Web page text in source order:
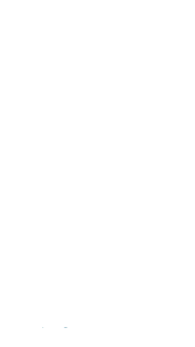
edizione della
il sodalizio di
Romanini,
federale